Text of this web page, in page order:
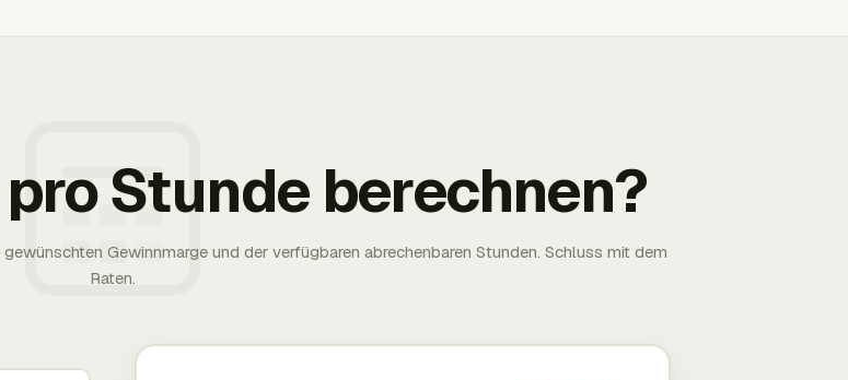
Stunde berechnen?
Gewinnmarge und der verfügbaren abrechenbaren Stunden. Schluss mit dem
Raten.